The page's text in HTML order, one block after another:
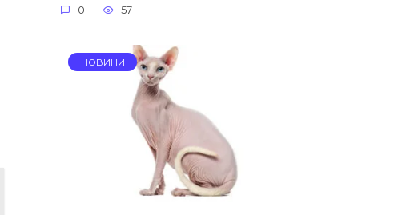
0 57
НОВИНИ